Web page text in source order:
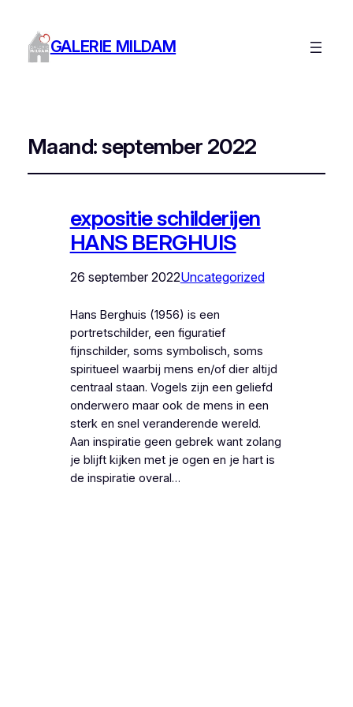
GALERIE MILDAM
Maand:september 2022
expositie schilderijen
HANS BERGHUIS
26 september 2022Uncategorized
Hans Berghuis (1956) is een
portretschilder, een figuratief
fijnschilder, soms symbolisch, soms
spiritueel waarbij mens en/of dier altijd
centraal staan. Vogels zijn een geliefd
onderwero maar ook de mens in een
sterk en snel veranderende wereld.
Aan inspiratie geen gebrek want zolang
je blijft kijken met je ogen en je hart is
de inspiratie overal…